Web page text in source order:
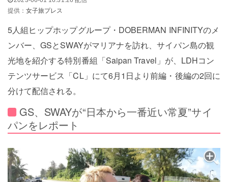
提供：女子旅プレス
5人組ヒップホップグループ・DOBERMAN INFINITYのメ
ンバー、GSとSWAYがマリアナを訪れ、サイパン島の観
光地を紹介する特別番組「Saipan Travel」が、LDHコン
テンツサービス「CL」にて6月1日より前編・後編の2回に
分けて配信される。
GS、SWAYが“日本から一番近い常夏”サイ
パンをレポート